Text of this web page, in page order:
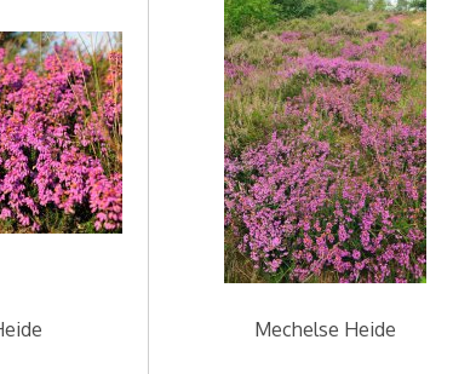
Mechelse Heide